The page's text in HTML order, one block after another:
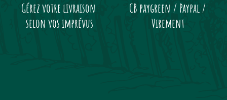
Gérez votre livraison
selon vos imprévus
CB paygreen / Paypal /
Virement